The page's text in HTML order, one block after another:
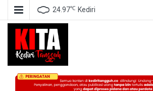
24.97℃ Kediri
Kediri
Berita Akurat Terpercaya